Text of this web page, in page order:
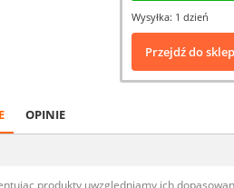
Wysyłka: 1 dzień
Przejdź do
OPINIE
produkty uwzględniamy ich